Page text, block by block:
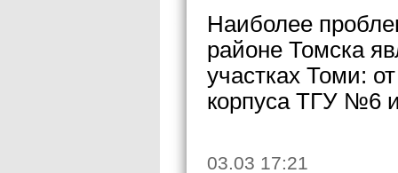
Наиболее
районе Томска
участках Томи:
корпуса ТГУ №6
03.03 17:21